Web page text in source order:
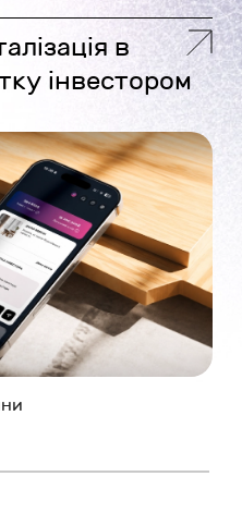
в
інвестором